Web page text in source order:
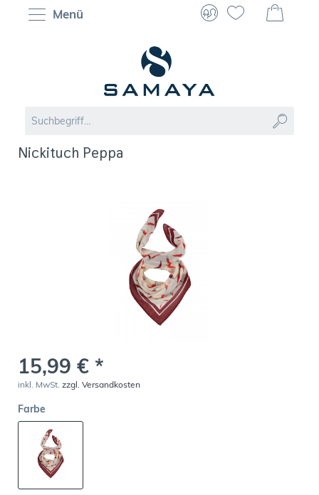
Menü
Nickituch Peppa
15,99 € *
inkl. MwSt. zzgl. Versandkosten
Farbe